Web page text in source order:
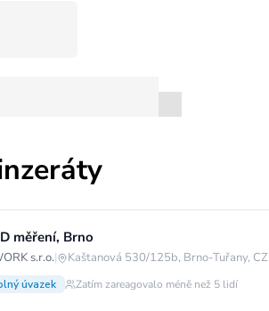
měření, Brno
s.r.o.| Kaštanová 530/125b, Brno-Tuřany, CZ
úvazek Zatím zareagovalo méně než 5 lidí